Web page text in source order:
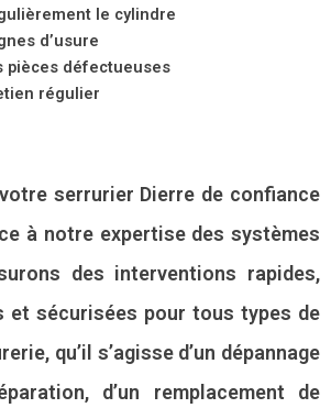
le cylindre
d’usure
pièces défectueuses
régulier
serrurier Dierre de confiance
à notre expertise des systèmes
des interventions rapides,
et sécurisées pour tous types de
qu’il s’agisse d’un dépannage
d’un remplacement de